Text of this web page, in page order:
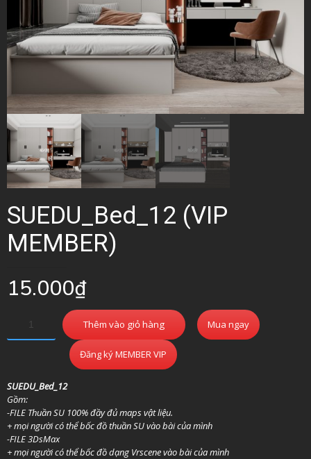
SUEDU_Bed_12 (VIP
MEMBER)
15.000₫
Thêm vào giỏ hàng Mua ngay
Đăng ký MEMBER VIP
SUEDU_Bed_12
Gồm:
-FILE Thuần SU 100% đầy đủ maps vật liệu.
+ mọi người có thể bốc đồ thuần SU vào bài của mình
-FILE 3DsMax
+ mọi người có thể bốc đồ dạng Vrscene vào bài của mình